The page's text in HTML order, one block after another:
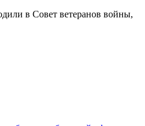
в Совет ветеранов войны,